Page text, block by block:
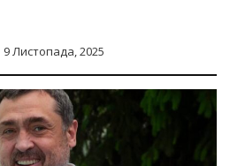
9 Листопада, 2025